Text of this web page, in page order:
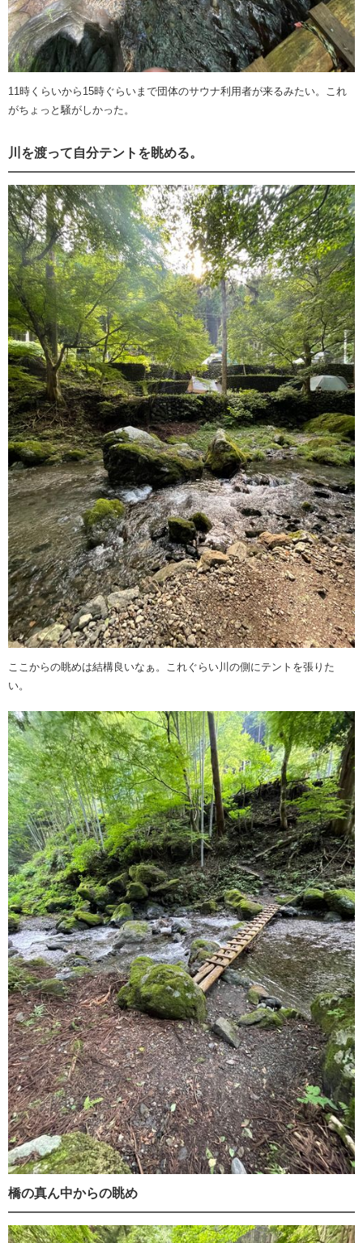
11時くらいから15時ぐらいまで団体のサウナ利用者が来るみたい。これ
がちょっと騒がしかった。
川を渡って自分テントを眺める。
ここからの眺めは結構良いなぁ。これぐらい川の側にテントを張りた
い。
橋の真ん中からの眺め